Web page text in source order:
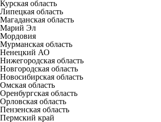
Курская область
Липецкая область
Магаданская область
Марий Эл
Мордовия
Мурманская область
Ненецкий АО
Нижегородская область
Новгородская область
Новосибирская область
Омская область
Оренбургская область
Орловская область
Пензенская область
Пермский край